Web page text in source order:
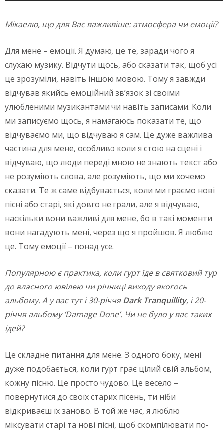
Мікаелю, що дляВас важливіше: атмосфера чи емоції?
Для мене – емоції. Я думаю, це те, заради чого я
слухаю музику. Відчути щось, або сказати так, щоб усі
це зрозуміли, навіть іншою мовою. Тому я завжди
відчував якийсь емоційний зв’язок зі своїми
улюбленими музикантами чи навіть записами. Коли
ми записуємо щось, я намагаюсь показати те, що
відчуваємо ми, що відчуваю я сам. Це дуже важлива
частина для мене, особливо коли я стою на сцені і
відчуваю, що люди переді мною не знають текст або
не розуміють слова, але розуміють, що ми хочемо
сказати. Те ж саме відбувається, коли ми граємо нові
пісні або старі, які довго не грали, але я відчуваю,
наскільки вони важливі для мене, бо в такі моменти
вони нагадують мені, через що я пройшов. Я люблю
це. Тому емоції – понад усе.
Популярною є практика, коли гурт їде в святковий тур
до власного ювілею чи річниці виходу якогось
альбому. А у вас тут і 30-річчяDark Tranquillity, і 20-
річчя альбому ‘Damage Done’. Чи не було у вас таких
ідей?
Це складне питання для мене. З одного боку, мені
дуже подобається, коли гурт грає цілий свій альбом,
кожну пісню. Це просто чудово. Це весело –
повернутися до своїх старих пісень, ти ніби
відкриваєш їх заново. В той же час, я люблю
міксувати старі та нові пісні, щоб скомпілювати по-